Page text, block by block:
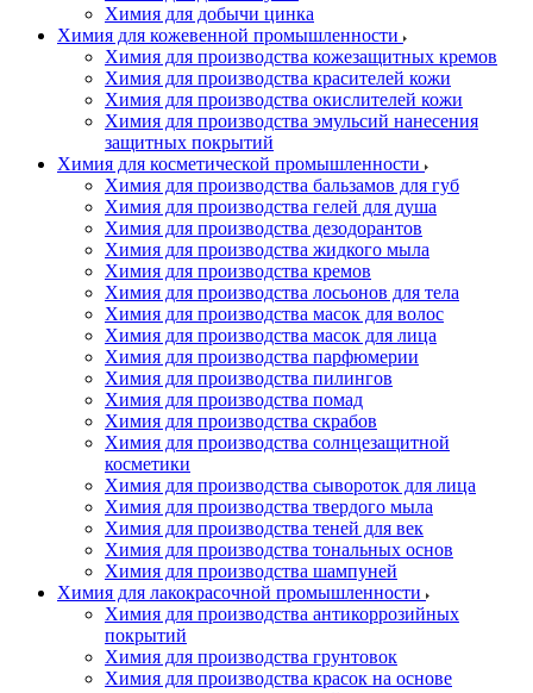
Химия для добычи цинка
Химия для кожевенной промышленности
Химия для производства кожезащитных кремов
Химия для производства красителей кожи
Химия для производства окислителей кожи
Химия для производства эмульсий нанесения
защитных покрытий
Химия для косметической промышленности
Химия для производства бальзамов для губ
Химия для производства гелей для душа
Химия для производства дезодорантов
Химия для производства жидкого мыла
Химия для производства кремов
Химия для производства лосьонов для тела
Химия для производства масок для волос
Химия для производства масок для лица
Химия для производства парфюмерии
Химия для производства пилингов
Химия для производства помад
Химия для производства скрабов
Химия для производства солнцезащитной
косметики
Химия для производства сывороток для лица
Химия для производства твердого мыла
Химия для производства теней для век
Химия для производства тональных основ
Химия для производства шампуней
Химия для лакокрасочной промышленности
Химия для производства антикоррозийных
покрытий
Химия для производства грунтовок
Химия для производства красок на основе